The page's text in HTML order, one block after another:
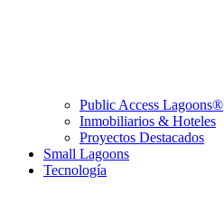
Public Access Lagoons®
Inmobiliarios & Hoteles
Proyectos Destacados
Small Lagoons
Tecnología